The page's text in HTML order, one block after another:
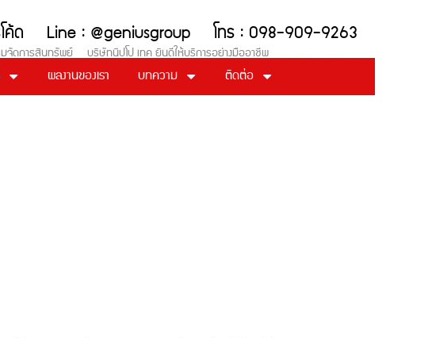
บาร์โค้ด Line : @geniusgroup โทร : 098-909-9263
รมจัดการสินทรัพย์ บริษัทนิปโป เทค ยินดีให้บริการอย่างมืออาชีพ
ผลงานของเรา บทความ ติดต่อ